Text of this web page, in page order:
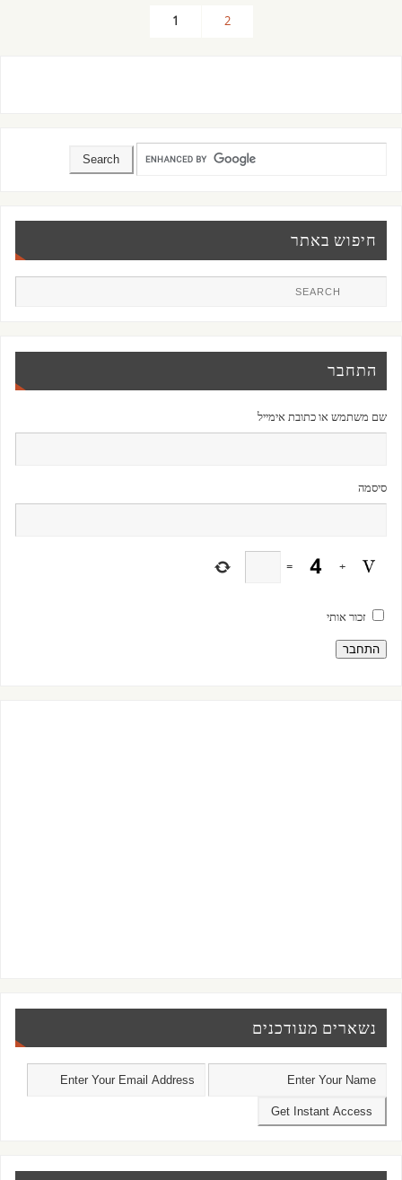
1 2
חיפוש באתר
התחבר
שם משתמש או כתובת אימייל
סיסמה
+
=
זכור אותי
התחבר
נשארים מעודכנים